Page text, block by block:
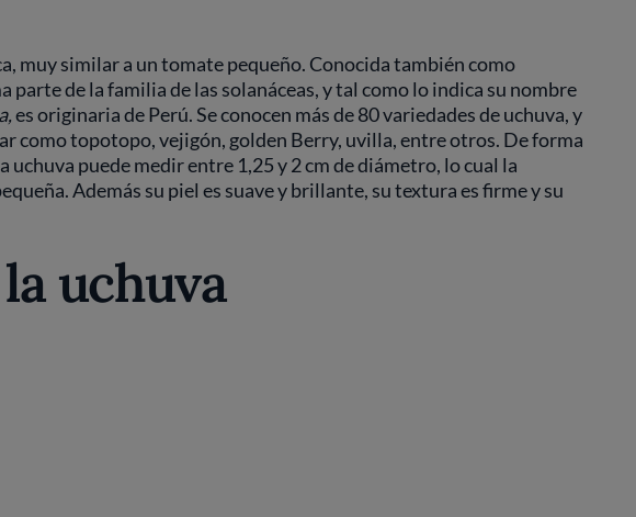
muy similar a un tomate pequeño. Conocida también como
parte de la familia de las solanáceas, y tal como lo indica su nombre
es originaria de Perú. Se conocen más de 80 variedades de uchuva, y
como topotopo, vejigón, golden Berry, uvilla, entre otros. De forma
uchuva puede medir entre 1,25 y 2 cm de diámetro, lo cual la
Además su piel es suave y brillante, su textura es firme y su
uchuva